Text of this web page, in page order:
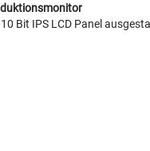
Bit IPS LCD Panel